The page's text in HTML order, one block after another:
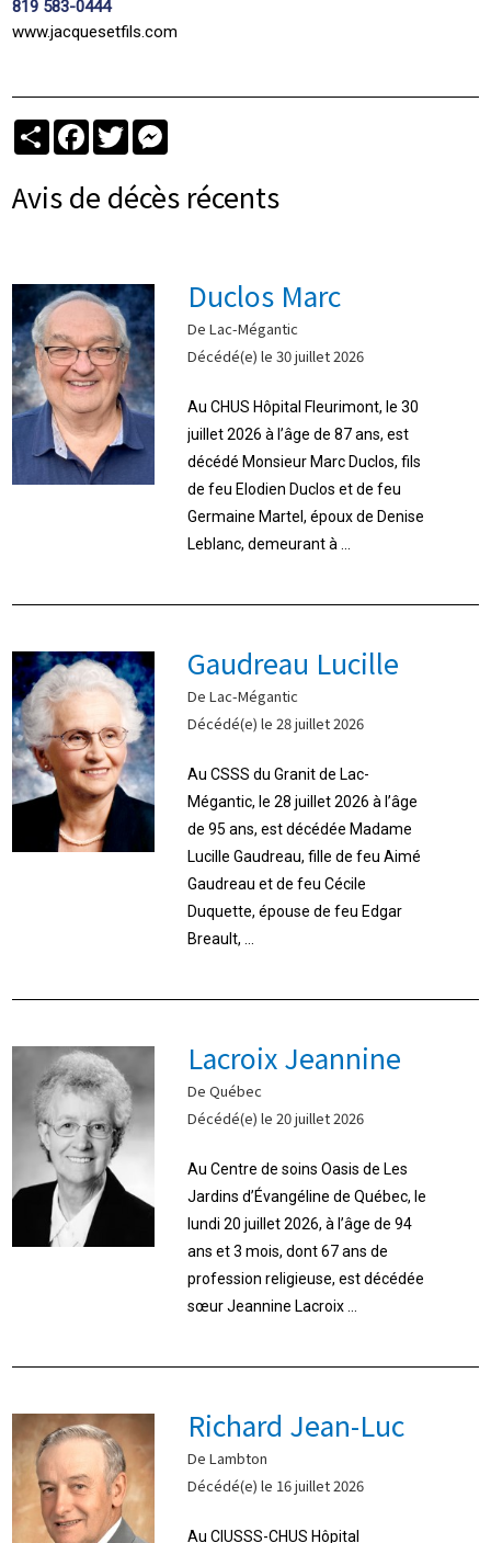
819 583-0444
www.jacquesetfils.com
PartagerFacebook
Twitter
Avis de décès récents
Duclos Marc
De Lac-Mégantic
Décédé(e) le 30 juillet 2026
Au CHUS Hôpital Fleurimont, le 30
juillet 2026 à l’âge de 87 ans, est
décédé Monsieur Marc Duclos, fils
de feu Elodien Duclos et de feu
Germaine Martel, époux de Denise
Leblanc, demeurant à ...
Gaudreau Lucille
De Lac-Mégantic
Décédé(e) le 28 juillet 2026
Au CSSS du Granit de Lac-
Mégantic, le 28 juillet 2026 à l’âge
de 95 ans, est décédée Madame
Lucille Gaudreau, fille de feu Aimé
Gaudreau et de feu Cécile
Duquette, épouse de feu Edgar
Breault, ...
Lacroix Jeannine
De Québec
Décédé(e) le 20 juillet 2026
Au Centre de soins Oasis de Les
Jardins d’Évangéline de Québec, le
lundi 20 juillet 2026, à l’âge de 94
ans et 3 mois, dont 67 ans de
profession religieuse, est décédée
sœur Jeannine Lacroix ...
Richard Jean-Luc
De Lambton
Décédé(e) le 16 juillet 2026
Au CIUSSS-CHUS Hôpital